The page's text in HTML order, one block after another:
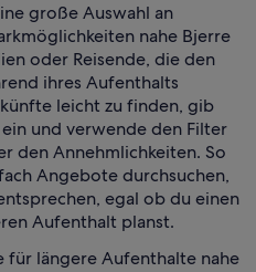
große Auswahl an
nahe Bjerre
oder Reisende, die den
ihres Aufenthalts
leicht zu finden, gib
und verwende den Filter
den Annehmlichkeiten. So
Angebote durchsuchen,
egal ob du einen
Aufenthalt planst.
für längere Aufenthalte nahe